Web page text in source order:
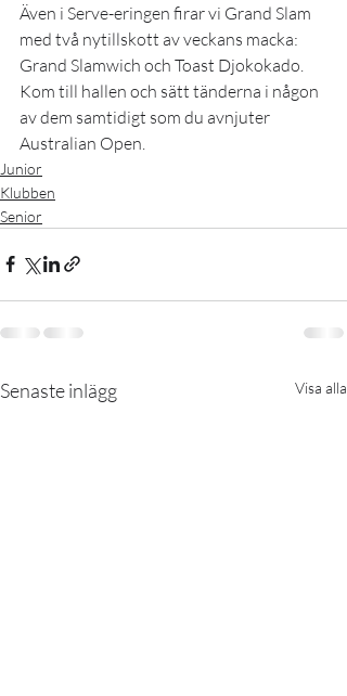
Även i Serve-eringen firar vi Grand Slam
med två nytillskott av veckans macka:
Grand Slamwich och Toast Djokokado.
Kom till hallen och sätt tänderna i någon
av dem samtidigt som du avnjuter
Australian Open.
Junior
Klubben
Senior
Senaste inlägg Visa alla